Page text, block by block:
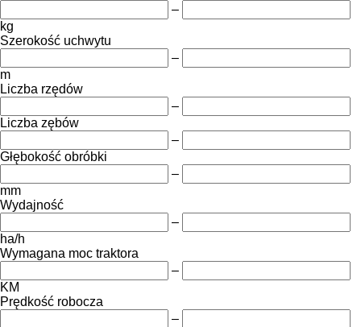
–
kg
Szerokość uchwytu
–
m
Liczba rzędów
–
Liczba zębów
–
Głębokość obróbki
–
mm
Wydajność
–
ha/h
Wymagana moc traktora
–
KM
Prędkość robocza
–